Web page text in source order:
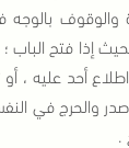
والوقوف
إذا فتح الباب
أحد عليه ، أو
والحرج في
.